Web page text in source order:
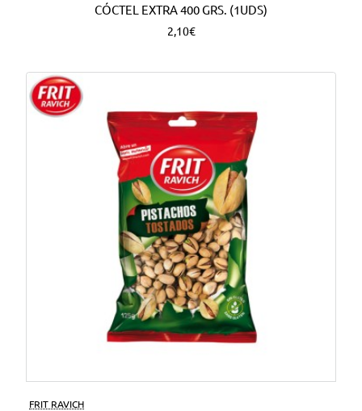
CÓCTEL EXTRA 400 GRS. (1UDS)
2,10€
FRIT RAVICH